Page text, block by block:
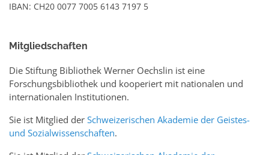
IBAN: CH20 0077 7005 6143 7197 5
Mitgliedschaften
Die Stiftung Bibliothek Werner Oechslin ist eine
Forschungsbibliothek und kooperiert mit nationalen und
internationalen Institutionen.
Sie ist Mitglied der Schweizerischen Akademie der Geistes-
und Sozialwissenschaften.